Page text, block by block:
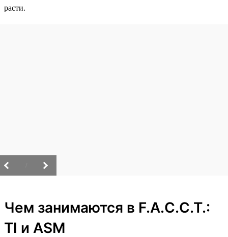
расти.
Чем занимаются в F.A.C.C.T.:
TI и ASM